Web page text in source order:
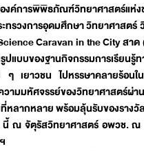
องค์การพิพิธภัณฑ์วิทยาศาสตร์แห่
ทรวงการอุดมศึกษา วิทยาศาสตร์
Caravan in the City สา
ปแบบของฐานกิจกรรมการเรียน
ๆ เยาวชน ไปหรรษาคลายร้อนใ
ามมหัศจรรย์ของวิทยาศาสตร์ผ่า
หลากหลาย พร้อมลุ้นรับของรางวั
นี้ ณ จัตุรัสวิทยาศาสตร์ อพวช. ณ